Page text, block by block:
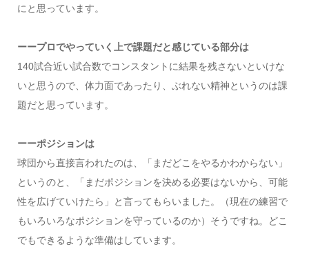
にと思っています。
ーープロでやっていく上で課題だと感じている部分は
140試合近い試合数でコンスタントに結果を残さないといけな
いと思うので、体力面であったり、ぶれない精神というのは課
題だと思っています。
ーーポジションは
球団から直接言われたのは、「まだどこをやるかわからない」
というのと、「まだポジションを決める必要はないから、可能
性を広げていけたら」と言ってもらいました。（現在の練習で
もいろいろなポジションを守っているのか）そうですね。どこ
でもできるような準備はしています。